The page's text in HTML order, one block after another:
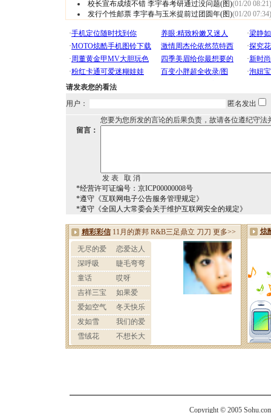
校长宣布成绩不错 李宇春考研通过没问题(图)(01/20 08:21)
发行个性邮票 李宇春与玉米提前过团圆年(图)(01/20 07:34)
请发表您的看法
用户：
匿名发出
您要为您所发的言论的后果负责，故请各位遵纪守法
留言：
*经营许可证编号：京ICP00000008号
*遵守《互联网电子公告服务管理规定》
*遵守《全国人大常委会关于维护互联网安全的规定》
Copyright © 2005